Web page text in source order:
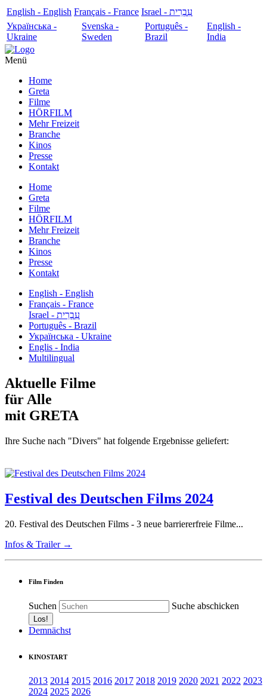
English - English Français - France
עִבְרִית - Israel
Українська -
Ukraine
Svenska -
Sweden
Português -
Brazil
English -
India
Menü
Home
Greta
Filme
HÖRFILM
Mehr Freizeit
Branche
Kinos
Presse
Kontakt
Home
Greta
Filme
HÖRFILM
Mehr Freizeit
Branche
Kinos
Presse
Kontakt
English - English
Français - France
עִבְרִית - Israel
Português - Brazil
Українська - Ukraine
Englis - India
Multilingual
Aktuelle Filme
für Alle
mit GRETA
Ihre Suche nach "Divers" hat folgende Ergebnisse geliefert:
Festival des Deutschen Films 2024
20. Festival des Deutschen Films - 3 neue barriererfreie Filme...
Infos & Trailer →
Film Finden
Suchen Suche abschicken
Demnächst
KINOSTART
2013 2014 2015 2016 2017 2018 2019 2020 2021 2022 2023
2024 2025 2026